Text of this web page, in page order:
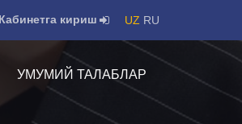
Кабинетга кириш UZ RU
УМУМИЙ ТАЛАБЛАР